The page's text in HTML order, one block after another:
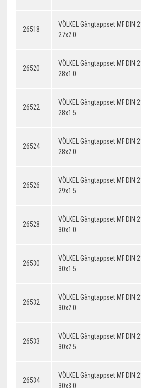
26518
VÖLKEL Gängtappset MF DIN
27x2.0
26520
VÖLKEL Gängtappset MF DIN
28x1.0
26522
VÖLKEL Gängtappset MF DIN
28x1.5
26524
VÖLKEL Gängtappset MF DIN
28x2.0
26526
VÖLKEL Gängtappset MF DIN
29x1.5
26528
VÖLKEL Gängtappset MF DIN
30x1.0
26530
VÖLKEL Gängtappset MF DIN
30x1.5
26532
VÖLKEL Gängtappset MF DIN
30x2.0
26533
VÖLKEL Gängtappset MF DIN
30x2.5
26534
VÖLKEL Gängtappset MF DIN
30x3.0